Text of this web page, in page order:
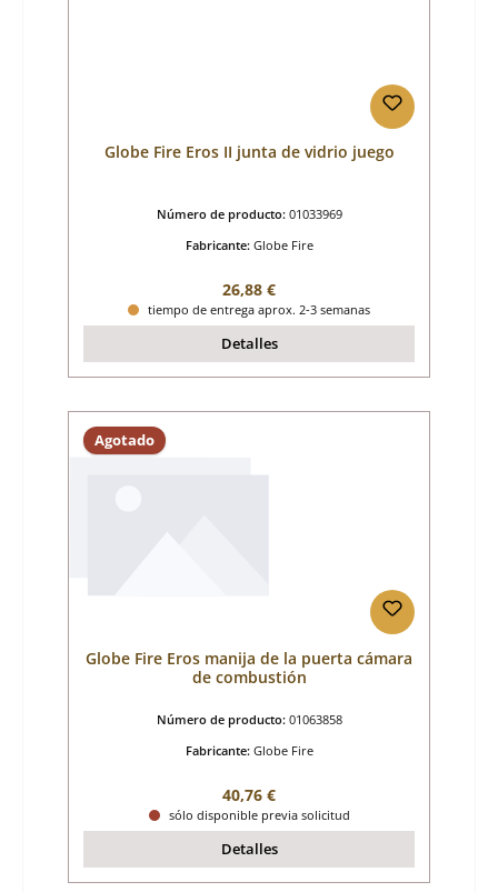
Globe Fire Eros II junta de vidrio juego
Número de producto: 01033969
Fabricante: Globe Fire
Precio normal:
26,88 €
tiempo de entrega aprox. 2-3 semanas
Detalles
Agotado
Globe Fire Eros manija de la puerta cámara
de combustión
Número de producto: 01063858
Fabricante: Globe Fire
Precio normal:
40,76 €
sólo disponible previa solicitud
Detalles